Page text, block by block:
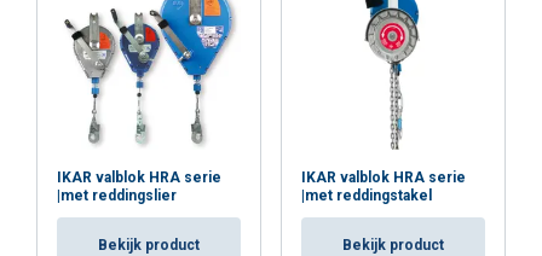
IKAR valblok HRA serie
|met reddingslier
Bekijk product
IKAR valblok HRA serie
|met reddingstakel
Bekijk product